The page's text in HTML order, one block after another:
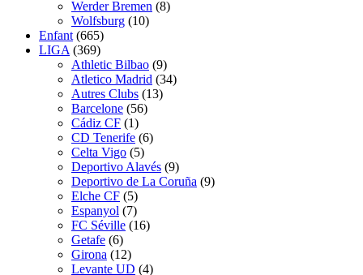
Werder Bremen (8)
Wolfsburg (10)
Enfant (665)
LIGA (369)
Athletic Bilbao (9)
Atletico Madrid (34)
Autres Clubs (13)
Barcelone (56)
Cádiz CF (1)
CD Tenerife (6)
Celta Vigo (5)
Deportivo Alavés (9)
Deportivo de La Coruña (9)
Elche CF (5)
Espanyol (7)
FC Séville (16)
Getafe (6)
Girona (12)
Levante UD (4)